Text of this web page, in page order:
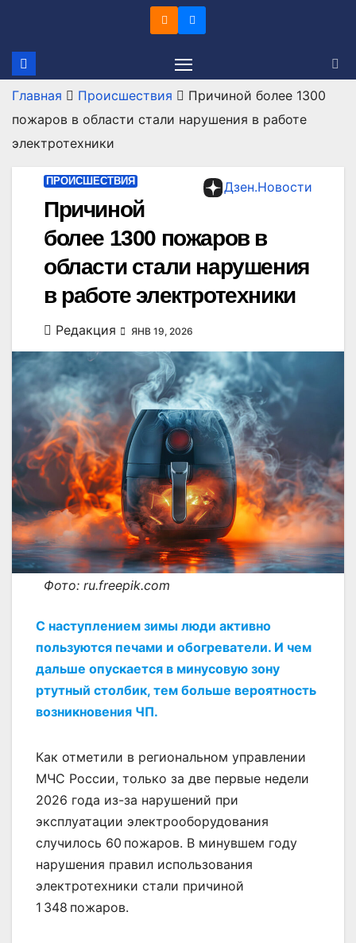
содержимому
Главная Происшествия
Причиной более 1300
пожаров в области стали нарушения в работе
электротехники
Дзен.Новости
ПРОИСШЕСТВИЯ
Причиной
более 1300 пожаров в
области стали нарушения
в работе электротехники
Редакция ЯНВ 19, 2026
Фото: ru.freepik.com
С наступлением зимы люди активно
пользуются печами и обогреватели. И чем
дальше опускается в минусовую зону
ртутный столбик, тем больше вероятность
возникновения ЧП.
Как отметили в региональном управлении
МЧС России, только за две первые недели
2026 года из-за нарушений при
эксплуатации электрооборудования
случилось 60 пожаров. В минувшем году
нарушения правил использования
электротехники стали причиной
1 348 пожаров.